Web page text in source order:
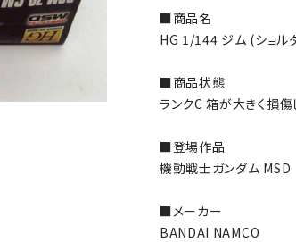
■商品名
HG 1/144 ジム (ショル
■商品状態
ランクC 箱が大きく損傷
■登場作品
機動戦士ガンダム MSD
■メーカー
BANDAI NAMCO